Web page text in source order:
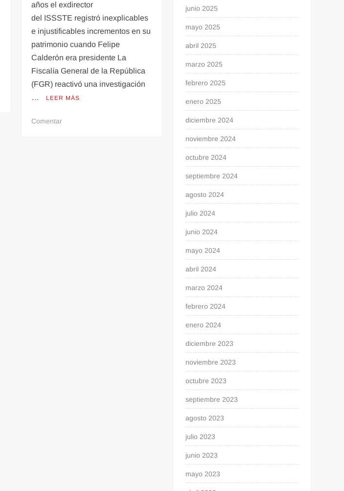
años el exdirector
del ISSSTE registró inexplicables
e injustificables incrementos en su
patrimonio cuando Felipe
Calderón era presidente La
Fiscalía General de la República
(FGR) reactivó una investigación
…
LEER MÁS
Comentaren
junio 2025
mayo 2025
abril 2025
marzo 2025
febrero 2025
enero 2025
diciembre 2024
noviembre 2024
octubre 2024
septiembre 2024
agosto 2024
julio 2024
junio 2024
mayo 2024
abril 2024
marzo 2024
febrero 2024
enero 2024
diciembre 2023
noviembre 2023
octubre 2023
septiembre 2023
agosto 2023
julio 2023
junio 2023
mayo 2023